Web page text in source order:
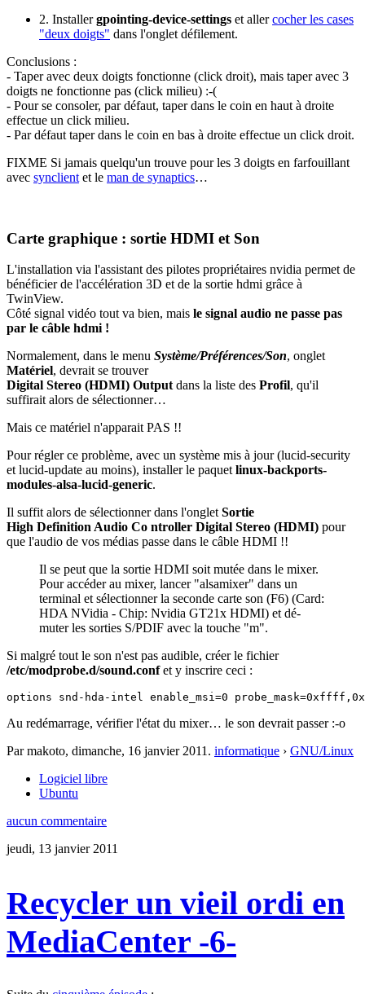
2. Installergpointing-device-settings et allercocher les cases
"deux doigts" dans l'onglet défilement.
Conclusions :
- Taper avec deux doigts fonctionne (click droit), mais taper avec 3
doigts ne fonctionne pas (click milieu) :-(
- Pour se consoler, par défaut, taper dans le coin en haut à droite
effectue un click milieu.
- Par défaut taper dans le coin en bas à droite effectue un click droit.
FIXME Si jamais quelqu'un trouve pour les 3 doigts en farfouillant
avec synclient et le man de synaptics…
Carte graphique : sortie HDMI et Son
L'installation via l'assistant des pilotes propriétaires nvidia permet de
bénéficier de l'accélération 3D et de la sortie hdmi grâce à
TwinView.
Côté signal vidéo tout va bien, mais le signal audio ne passe pas
par le câble hdmi !
Normalement, dans le menu Système/Préférences/Son, onglet
Matériel, devrait se trouver
Digital Stereo (HDMI) Outputdans la liste des Profil, qu'il
suffirait alors de sélectionner…
Mais ce matériel n'apparait PAS !!
Pour régler ce problème, avec un système mis à jour (lucid-security
et lucid-update au moins), installer le paquetlinux-backports-
modules-alsa-lucid-generic.
Il suffit alors de sélectionner dans l'ongletSortie
High Definition Audio Co ntroller Digital Stereo (HDMI) pour
que l'audio de vos médias passe dans le câble HDMI !!
Il se peut que la sortie HDMI soit mutée dans le mixer.
Pour accéder au mixer, lancer "alsamixer" dans un
terminal et sélectionner la seconde carte son (F6) (Card:
HDA NVidia - Chip: Nvidia GT21x HDMI) et dé-
muter les sorties S/PDIF avec la touche "m".
Si malgré tout le son n'est pas audible, créer le fichier
/etc/modprobe.d/sound.confet y inscrire ceci :
options snd-hda-intel enable_msi=0
Au redémarrage, vérifier l'état du mixer… le son devrait passer :-o
Par makoto, dimanche, 16 janvier 2011. informatique › GNU/Linux
Logiciel libre
Ubuntu
aucun commentaire
jeudi, 13 janvier 2011
Recycler un vieil ordi en
MediaCenter -6-